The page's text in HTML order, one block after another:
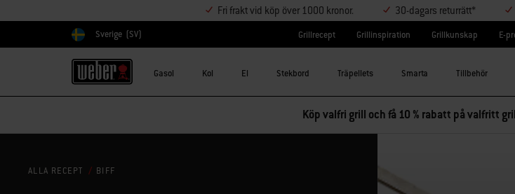
Fri frakt vid köp över 1000 kronor. 30-dagars returrätt*
Välj land
Sverige (SV) Grillrecept Grillinspiration Grillkunskap E-
Gasol Kol El Stekbord Träpellets Smarta Tillbehör
Köp valfri grill och få 10 % rabatt på valfritt
ALLA RECEPT BIFF